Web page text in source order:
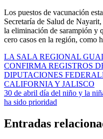
Los puestos de vacunación
Secretaría de Salud de
la eliminación de sarampión y
cero casos en la región, como
Navegación
de
entradas
LA SALA REGIONAL
CONFIRMA REGISTROS
DIPUTACIONES
CALIFORNIA Y JALISCO
30 de abril día del niño y la
ha sido prioridad
Entradas